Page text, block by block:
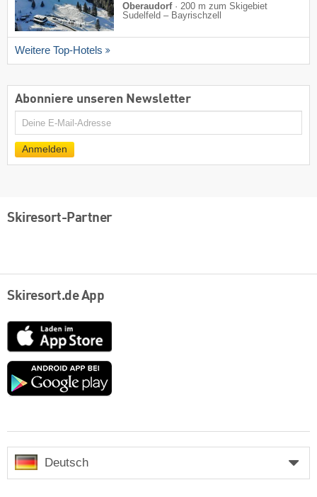
Oberaudorf· 200 m zum Skigebiet
Sudelfeld – Bayrischzell
Weitere Top-Hotels
Abonniere unseren Newsletter
E-
Anmelden
Skiresort-Partner
Skiresort.de App
App
Store
Google
Deutsch